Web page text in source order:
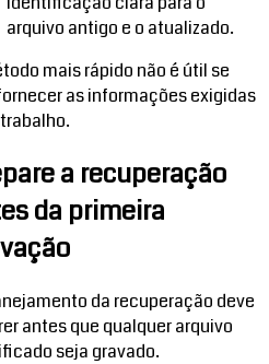
arquivo antigo e o atualizado.
mais rápido não é útil se
as informações exigidas
a recuperação
da primeira
da recuperação deve
antes que qualquer arquivo
seja gravado.